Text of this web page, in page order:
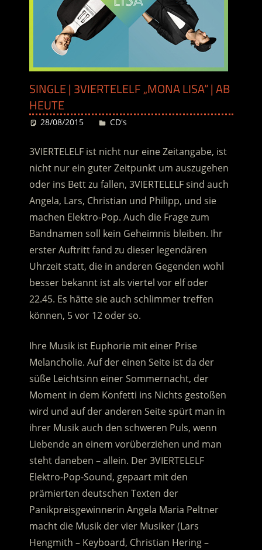
SINGLE | 3VIERTELELF „MONA LISA“ | AB
HEUTE
28/08/2015 Desiree
CD's
3VIERTELELF ist nicht nur eine Zeitangabe, ist
nicht nur ein guter Zeitpunkt um auszugehen
oder ins Bett zu fallen, 3VIERTELELF sind auch
Angela, Lars, Christian und Philipp, und sie
machen Elektro-Pop. Auch die Frage zum
Bandnamen soll kein Geheimnis bleiben. Ihr
erster Auftritt fand zu dieser legendären
Uhrzeit statt, die in anderen Gegenden wohl
besser bekannt ist als viertel vor elf oder
22.45. Es hätte sie auch schlimmer treffen
können, 5 vor 12 oder so.
Ihre Musik ist Euphorie mit einer Prise
Melancholie. Auf der einen Seite ist da der
süße Leichtsinn einer Sommernacht, der
Moment in dem Konfetti ins Nichts gestoßen
wird und auf der anderen Seite spürt man in
ihrer Musik auch den schweren Puls, wenn
Liebende an einem vorüberziehen und man
steht daneben – allein. Der 3VIERTELELF
Elektro-Pop-Sound, gepaart mit den
prämierten deutschen Texten der
Panikpreisgewinnerin Angela Maria Peltner
macht die Musik der vier Musiker (Lars
Hengmith – Keyboard, Christian Hering –